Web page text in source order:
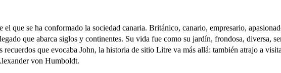
se ha conformado la sociedad canaria. Británico, canario, empresario,
que abarca siglos y continentes. Su vida fue como su jardín, frondosa, diversa,
que evocaba John, la historia de sitio Litre va más allá: también atrajo a
von Humboldt.